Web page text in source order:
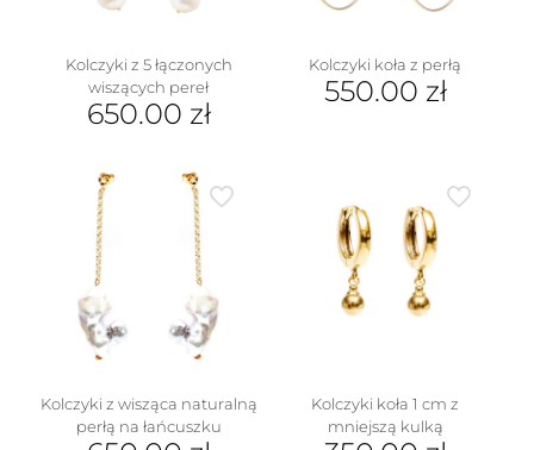
Kolczyki z 5 łączonych
wiszących pereł
650.00 zł
Kolczyki koła z perłą
550.00 zł
Kolczyki z wisząca naturalną
perłą na łańcuszku
Kolczyki koła 1 cm z
mniejszą kulką